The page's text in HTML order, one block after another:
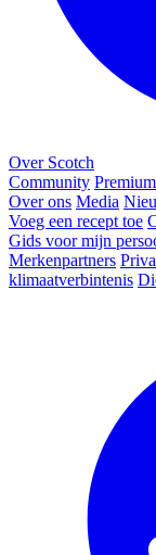
Over Scotch
Community Premium
Over ons Media
Voeg een recept toe
Gids voor mijn
Merkenpartners
klimaatverbintenis